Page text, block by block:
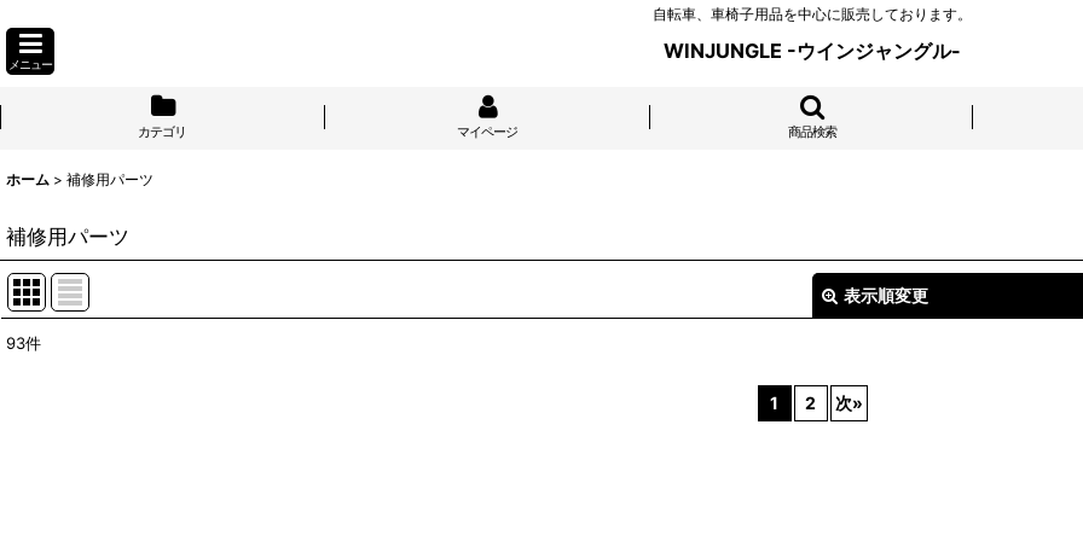
自転車、車椅子用品を中心に販売しております。
メニュー
WINJUNGLE -ウインジャングル-
カテゴリ マイページ 商品検索
ホーム > 補修用パーツ
補修用パーツ
表示順変更
93件
1 2 次»